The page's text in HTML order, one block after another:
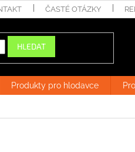
ČASTÉ OTÁZKY
HLEDAT
Produkty pro hlodavce